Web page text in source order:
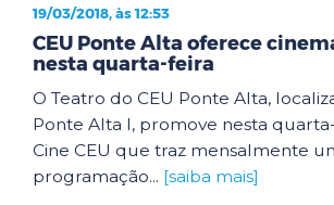
19/03/2018, às 12:53
CEU Ponte Alta oferece
nesta quarta-feira
O Teatro do CEU Ponte Alta,
Ponte Alta I, promove nesta quarta-
Cine CEU que traz mensalmente
programação... [saiba mais]